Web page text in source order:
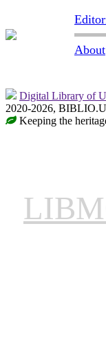
About
Digital Library of
2020-2026,
Keeping the